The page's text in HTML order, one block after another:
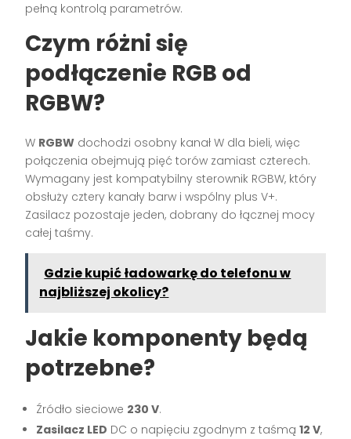
pełną kontrolą parametrów.
Czym różni się
podłączenie RGB od
RGBW?
W RGBW dochodzi osobny kanał W dla bieli, więc
połączenia obejmują pięć torów zamiast czterech.
Wymagany jest kompatybilny sterownik RGBW, który
obsłuży cztery kanały barw i wspólny plus V+.
Zasilacz pozostaje jeden, dobrany do łącznej mocy
całej taśmy.
Gdzie kupić ładowarkę do telefonu w
najbliższej okolicy?
Jakie komponenty będą
potrzebne?
Źródło sieciowe 230 V.
Zasilacz LED DC o napięciu zgodnym z taśmą12 V,